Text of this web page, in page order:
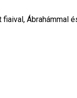
Ábrahámmal